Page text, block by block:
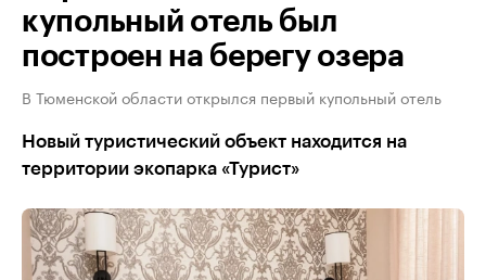
купольный отель был
построен на берегу озера
В Тюменской области открылся первый купольный отель
Новый туристический объект находится на
территории экопарка «Турист»